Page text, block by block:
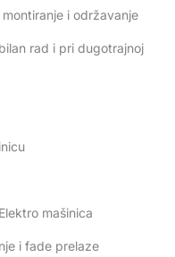
montiranje i održavanje
rad i pri dugotrajnoj
mašinica
i fade prelaze